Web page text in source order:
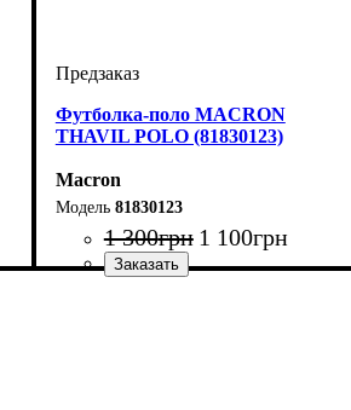
Футболка-поло MACRON
THAVIL POLO (81830123)
Macron
81830123
1 300грн 1 100грн